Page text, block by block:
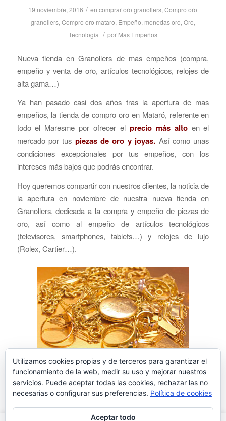
19 noviembre, 2016 / encomprar oro granollers,Compro oro
granollers, Compro oro mataro, Empeño, monedas oro, Oro,
Tecnologia / por Mas Empeños
Nueva tienda en Granollers de mas empeños (compra,
empeño y venta de oro, artículos tecnológicos, relojes de
alta gama…)
Ya han pasado casi dos años tras la apertura de mas
empeños, la tienda de compro oro en Mataró, referente en
todo el Maresme por ofrecer el precio más alto en el
mercado por tus piezas de oro y joyas. Así como unas
condiciones excepcionales por tus empeños, con los
intereses más bajos que podrás encontrar.
Hoy queremos compartir con nuestros clientes, la noticia de
la apertura en noviembre de nuestra nueva tienda en
Granollers, dedicada a la compra y empeño de piezas de
oro, así como al empeño de artículos tecnológicos
(televisores, smartphones, tablets…) y relojes de lujo
(Rolex, Cartier…).
Leer más
Utilizamos cookies propias y de terceros para garantizar el
funcionamiento de la web, medir su uso y mejorar nuestros
servicios. Puede aceptar todas las cookies, rechazar las no
necesarias o configurar sus preferencias. Política de cookies
Aceptar todo